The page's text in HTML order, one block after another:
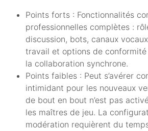
Points forts : Fonctionnalités
professionnelles complètes :
discussion, bots, canaux
travail et options de
la collaboration synchrone.
Points faibles : Peut s’avérer
intimidant pour les nouveaux
de bout en bout n’est pas
les maîtres de jeu. La
modération requièrent du